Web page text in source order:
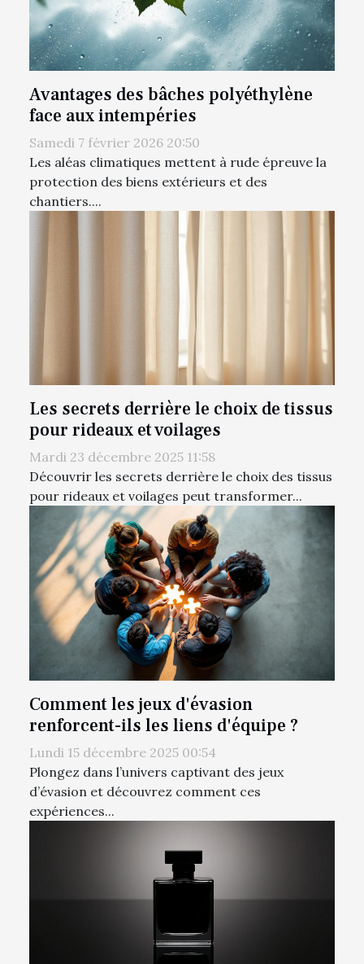
Avantages des bâches polyéthylène
face aux intempéries
Samedi 7 février 2026 20:50
Les aléas climatiques mettent à rude épreuve la
protection des biens extérieurs et des
chantiers....
Les secrets derrière le choix de tissus
pour rideaux et voilages
Mardi 23 décembre 2025 11:58
Découvrir les secrets derrière le choix des tissus
pour rideaux et voilages peut transformer...
Comment les jeux d'évasion
renforcent-ils les liens d'équipe ?
Lundi 15 décembre 2025 00:54
Plongez dans l’univers captivant des jeux
d’évasion et découvrez comment ces
expériences...